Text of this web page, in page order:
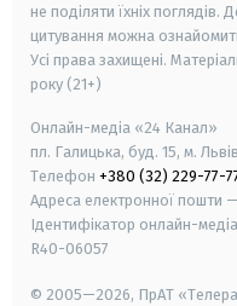
не поділяти їхніх
цитування можна
Усі права захищені.
року (21+)
Онлайн-медіа «24 Канал»
пл. Галицька, буд. 15, м.
Телефон +380 (32) 229-77-
Адреса електронної пошти —
Ідентифікатор онлайн-
R40-06057
© 2005—2026, ПрАТ